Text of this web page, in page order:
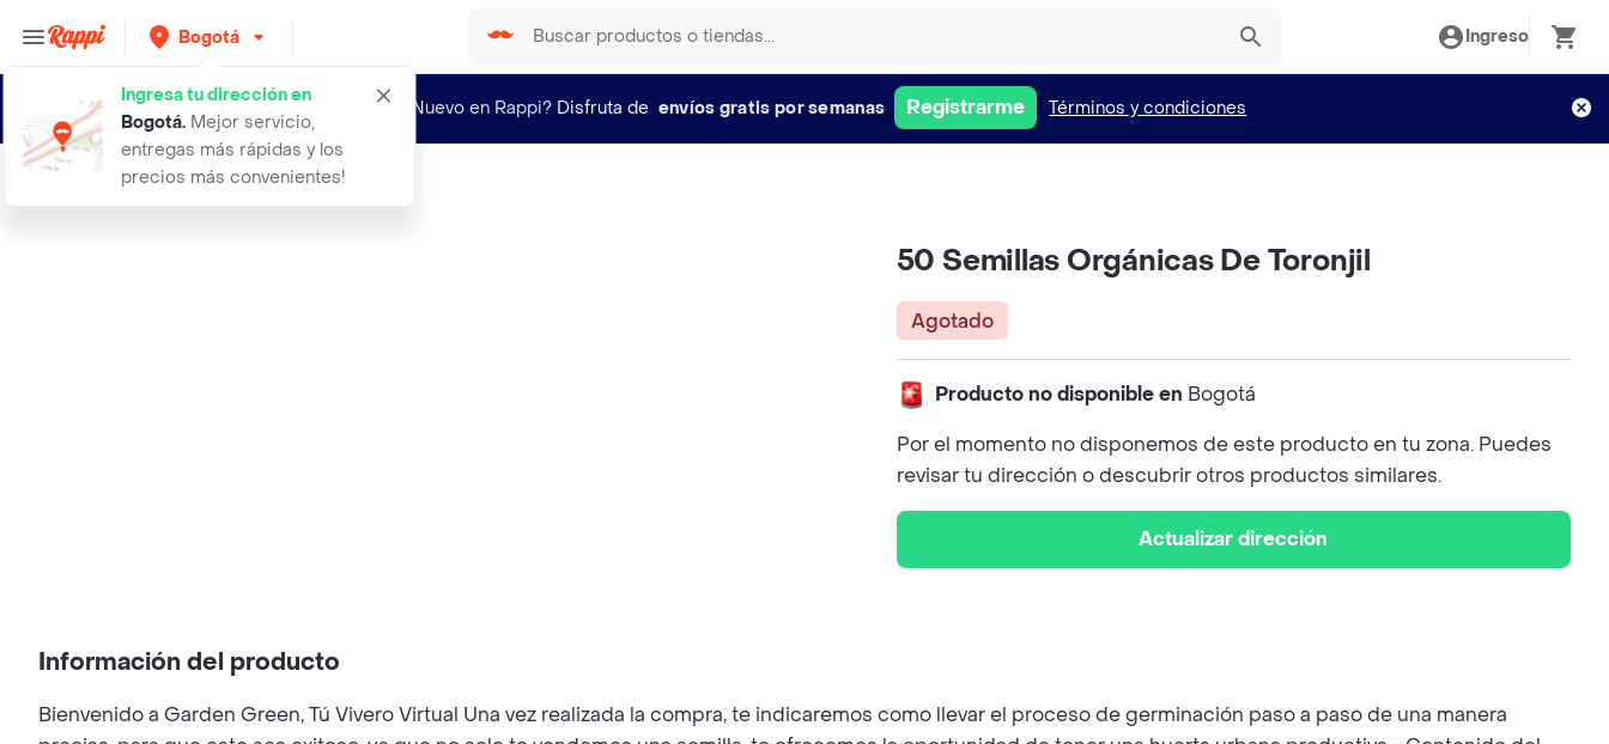
Bogotá
Ingresa tu dirección en
Bogotá. Mejor servicio,
entregas más rápidas y los
precios más convenientes!
Ingreso
¿Nuevo en Rappi? Disfruta de envíos gratis por semanas Registrarme Términos y condiciones
50 semillas organicas de toronjil
50 Semillas Orgánicas De Toronjil
Agotado
Producto no disponible en Bogotá
Por el momento no disponemos de este producto en tu zona. Puedes
revisar tu dirección o descubrir otros productos similares.
Actualizar dirección
Información del producto
Bienvenido a Garden Green, Tú Vivero Virtual Una vez realizada la compra, te indicaremos como llevar el proceso de germinación paso a paso de una manera